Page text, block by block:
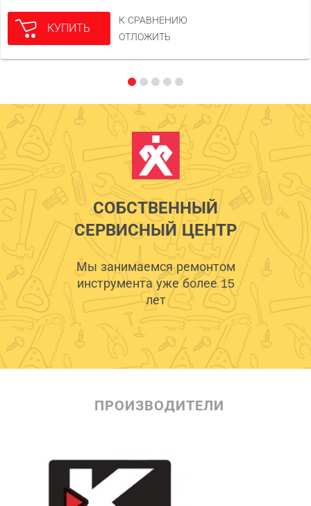
КУПИТЬ
К СРАВНЕНИЮ
ОТЛОЖИТЬ
СОБСТВЕННЫЙ
СЕРВИСНЫЙ ЦЕНТР
Мы занимаемся ремонтом
инструмента уже более 15
лет
ПРОИЗВОДИТЕЛИ